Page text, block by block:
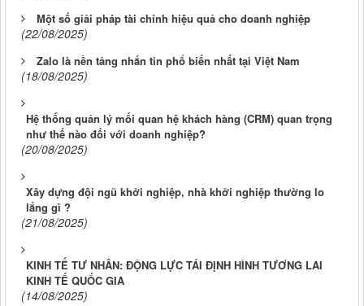
Một số giải pháp tài chính hiệu quả cho doanh nghiệp
(22/08/2025)
Zalo là nền tảng nhắn tin phổ biến nhất tại Việt Nam
(18/08/2025)
Hệ thống quản lý mối quan hệ khách hàng (CRM) quan trọng
như thế nào đối với doanh nghiệp?
(20/08/2025)
Xây dựng đội ngũ khởi nghiệp, nhà khởi nghiệp thường lo
lắng gì ?
(21/08/2025)
KINH TẾ TƯ NHÂN: ĐỘNG LỰC TÁI ĐỊNH HÌNH TƯƠNG LAI
KINH TẾ QUỐC GIA
(14/08/2025)